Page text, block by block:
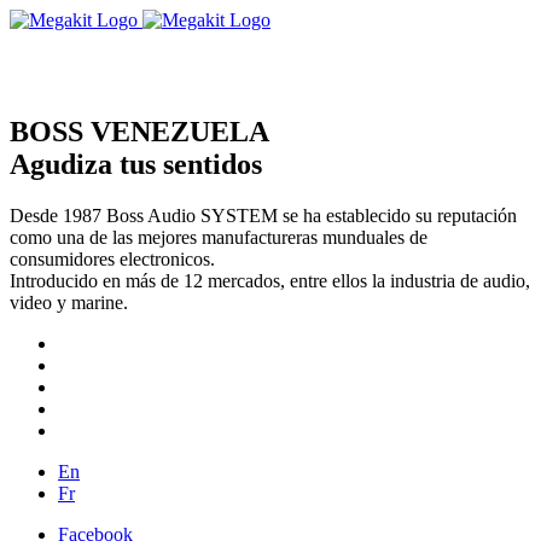
BOSS VENEZUELA
Agudiza tus sentidos
Desde 1987 Boss Audio SYSTEM se ha establecido su reputación
como una de las mejores manufactureras munduales de
consumidores electronicos.
Introducido en más de 12 mercados, entre ellos la industria de audio,
video y marine.
En
Fr
Facebook